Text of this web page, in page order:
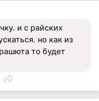
и с райских
но как из
то будет